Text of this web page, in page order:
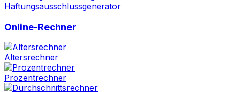
Haftungsausschlussgenerator
Online-Rechner
Altersrechner
Prozentrechner